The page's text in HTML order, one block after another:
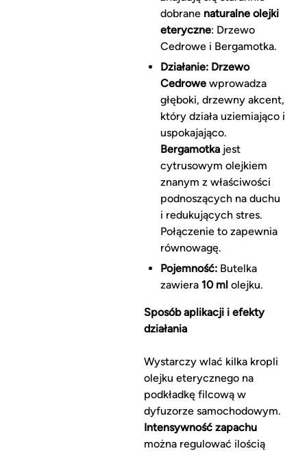
dobrane naturalne olejki
eteryczne: Drzewo
Cedrowe i Bergamotka.
Działanie: Drzewo
Cedrowewprowadza
głęboki, drzewny akcent,
który działa uziemiająco i
uspokajająco.
Bergamotkajest
cytrusowym olejkiem
znanym z właściwości
podnoszących na duchu
i redukujących stres.
Połączenie to zapewnia
równowagę.
Pojemność:Butelka
zawiera 10 ml olejku.
Sposób aplikacji i efekty
działania
Wystarczy wlać kilka kropli
olejku eterycznego na
podkładkę filcową w
dyfuzorze samochodowym.
Intensywność zapachu
można regulować ilością